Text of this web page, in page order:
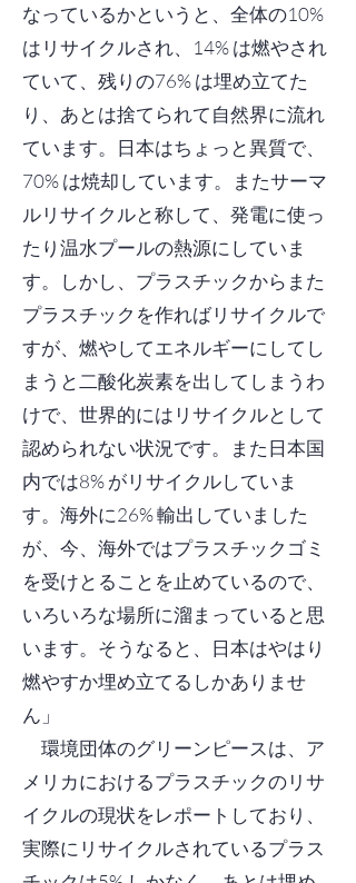
なっているかというと、全体の10%
はリサイクルされ、14% は燃やされ
ていて、残りの76% は埋め立てた
り、あとは捨てられて自然界に流れ
ています。日本はちょっと異質で、
70% は焼却しています。またサーマ
ルリサイクルと称して、発電に使っ
たり温水プールの熱源にしていま
す。しかし、プラスチックからまた
プラスチックを作ればリサイクルで
すが、燃やしてエネルギーにしてし
まうと二酸化炭素を出してしまうわ
けで、世界的にはリサイクルとして
認められない状況です。また日本国
内では8% がリサイクルしていま
す。海外に26% 輸出していました
が、今、海外ではプラスチックゴミ
を受けとることを止めているので、
いろいろな場所に溜まっていると思
います。そうなると、日本はやはり
燃やすか埋め立てるしかありませ
ん」
環境団体のグリーンピースは、ア
メリカにおけるプラスチックのリサ
イクルの現状をレポートしており、
実際にリサイクルされているプラス